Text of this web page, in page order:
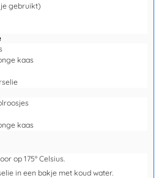
gebruikt)
kaas
kaas
op 175° Celsius.
in een bakje met koud water.